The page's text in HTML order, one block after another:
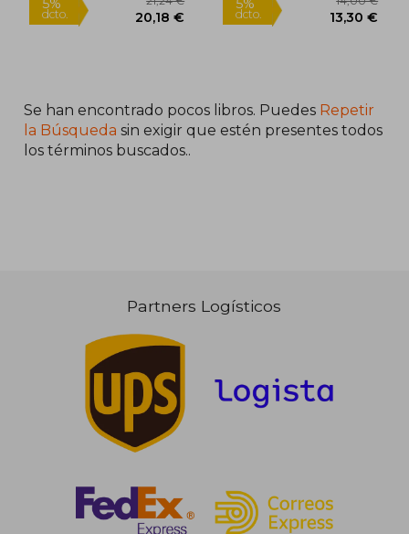
5%
dcto.
21,24 €
20,18 €
5%
dcto.
Se han encontrado pocos libros. Puedes Repetir
la Búsqueda sin exigir que estén presentes todos
los términos buscados..
Partners Logísticos